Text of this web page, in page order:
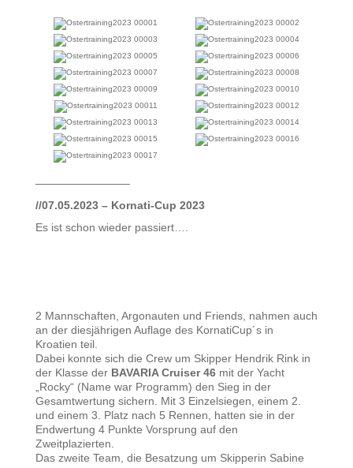
————————–
//07.05.2023 – Kornati-Cup 2023
Es ist schon wieder passiert….
2 Mannschaften, Argonauten und Friends, nahmen auch
an der diesjährigen Auflage des KornatiCup´s in
Kroatien teil.
Dabei konnte sich die Crew um Skipper Hendrik Rink in
der Klasse der BAVARIA Cruiser 46mit der Yacht
„Rocky“ (Name war Programm) den Sieg in der
Gesamtwertung sichern. Mit 3 Einzelsiegen, einem 2.
und einem 3. Platz nach 5 Rennen, hatten sie in der
Endwertung 4 Punkte Vorsprung auf den
Zweitplazierten.
Das zweite Team, die Besatzung um Skipperin Sabine